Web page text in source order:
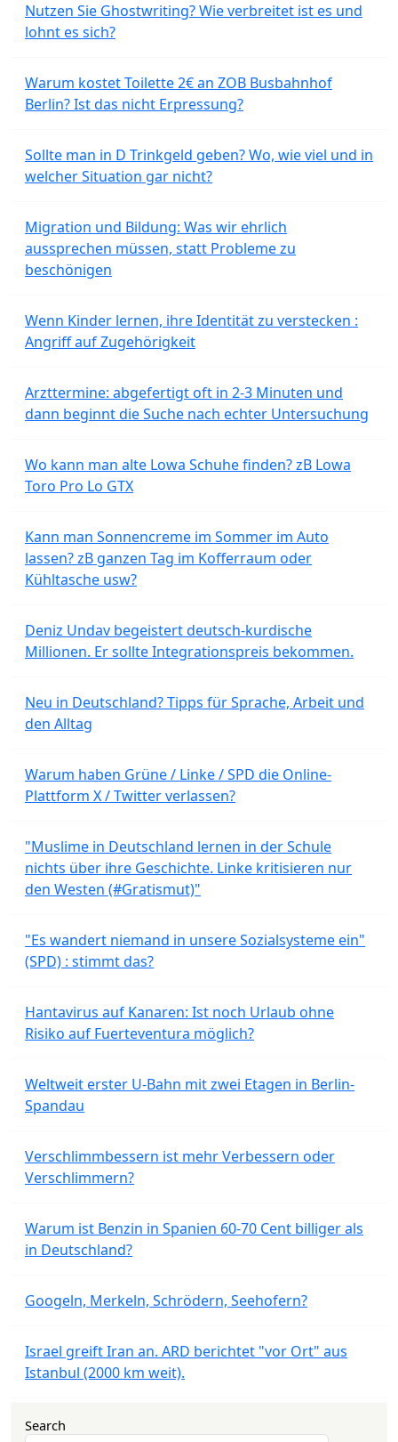
Nutzen Sie Ghostwriting? Wie verbreitet ist es und
lohnt es sich?
Warum kostet Toilette 2€ an ZOB Busbahnhof
Berlin? Ist das nicht Erpressung?
Sollte man in D Trinkgeld geben? Wo, wie viel und in
welcher Situation gar nicht?
Migration und Bildung: Was wir ehrlich
aussprechen müssen, statt Probleme zu
beschönigen
Wenn Kinder lernen, ihre Identität zu verstecken :
Angriff auf Zugehörigkeit
Arzttermine: abgefertigt oft in 2-3 Minuten und
dann beginnt die Suche nach echter Untersuchung
Wo kann man alte Lowa Schuhe finden? zB Lowa
Toro Pro Lo GTX
Kann man Sonnencreme im Sommer im Auto
lassen? zB ganzen Tag im Kofferraum oder
Kühltasche usw?
Deniz Undav begeistert deutsch-kurdische
Millionen. Er sollte Integrationspreis bekommen.
Neu in Deutschland? Tipps für Sprache, Arbeit und
den Alltag
Warum haben Grüne / Linke / SPD die Online-
Plattform X / Twitter verlassen?
"Muslime in Deutschland lernen in der Schule
nichts über ihre Geschichte. Linke kritisieren nur
den Westen (#Gratismut)"
"Es wandert niemand in unsere Sozialsysteme ein"
(SPD) : stimmt das?
Hantavirus auf Kanaren: Ist noch Urlaub ohne
Risiko auf Fuerteventura möglich?
Weltweit erster U-Bahn mit zwei Etagen in Berlin-
Spandau
Verschlimmbessern ist mehr Verbessern oder
Verschlimmern?
Warum ist Benzin in Spanien 60-70 Cent billiger als
in Deutschland?
Googeln, Merkeln, Schrödern, Seehofern?
Israel greift Iran an. ARD berichtet "vor Ort" aus
Istanbul (2000 km weit).
Search